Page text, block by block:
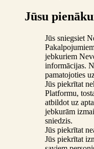
Jūsu
Jūs sniegsiet
jebkuriem
informācijas.
pamatojoties
Jūs piekrītat
Platformu,
atbildot uz
jebkurām
sniedzis.
Jūs piekrītat
Jūs piekrītat